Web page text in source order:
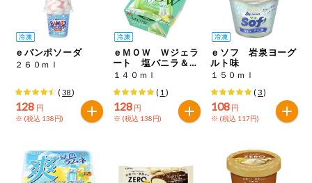
サプリメン
ト・栄養補助
食品
アレルゲン対
応
エシカル
推しコープ
ｅバンポソーダ
２６０ｍｌ
(38)
128 円
※ (税込 138円)
ｅＭＯＷ Ｗジェラ
ート 塩バニラ＆メ
ロン
１４０ｍｌ
( 1 )
128 円
※ (税込 138円)
ｅソフ 岩泉ヨーグ
ルト味
１５０ｍｌ
( 3)
108 円
※ (税込 117円)